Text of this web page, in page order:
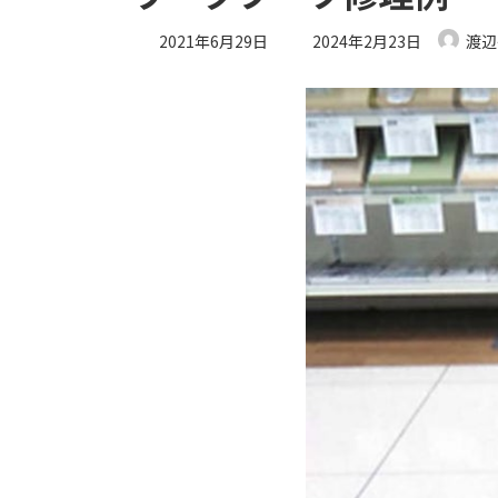
2021年6月29日
最
新
日
:
2024年2月23日 渡